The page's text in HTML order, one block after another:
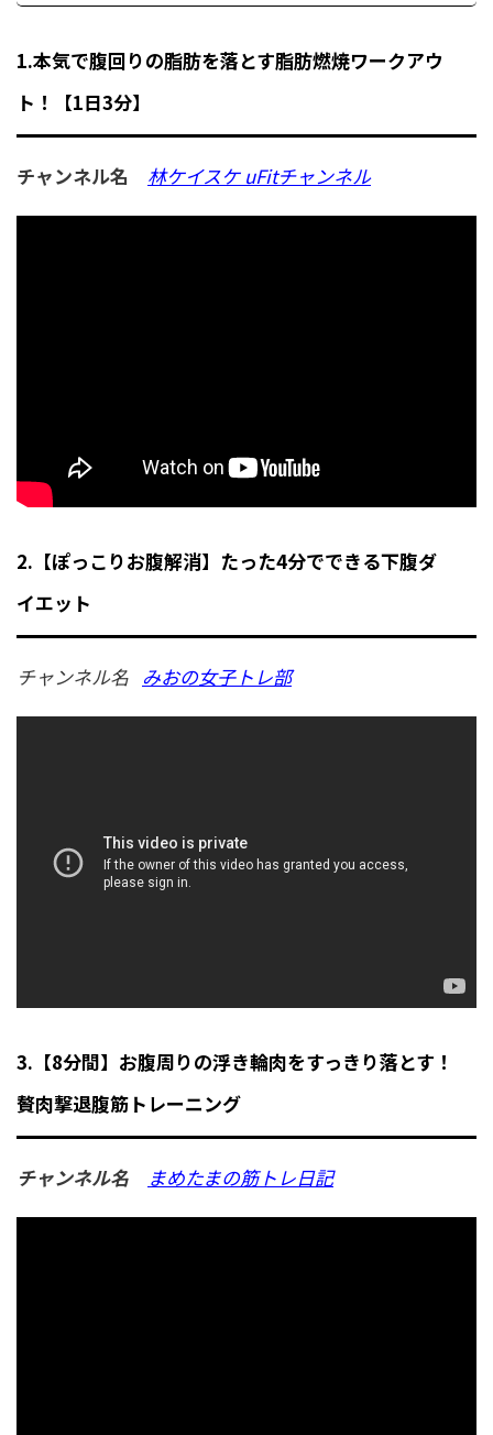
1.本気で腹回りの脂肪を落とす脂肪燃焼ワークアウ
ト！【1日3分】
チャンネル名 林ケイスケ uFitチャンネル
2.【ぽっこりお腹解消】たった4分でできる下腹ダ
イエット
チャンネル名 みおの女子トレ部
3.【8分間】お腹周りの浮き輪肉をすっきり落とす！
贅肉撃退腹筋トレーニング
チャンネル名 まめたまの筋トレ日記